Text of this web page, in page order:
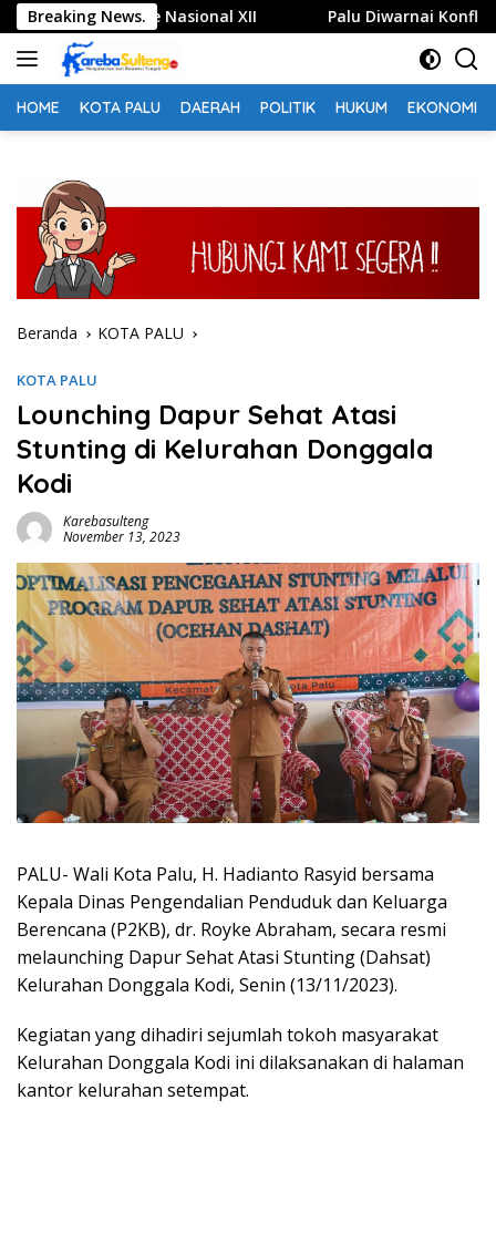
Langsung
ke
konten
Breaking News.
Nasional XII Palu Diwarnai Konflik, Hadianto
HOME KOTA PALU DAERAH POLITIK HUKUM EKONOMI
Beranda KOTA PALU
KOTA PALU
Lounching Dapur Sehat Atasi
Stunting di Kelurahan Donggala
Kodi
Karebasulteng
November 13, 2023
PALU- Wali Kota Palu, H. Hadianto Rasyid bersama
Kepala Dinas Pengendalian Penduduk dan Keluarga
Berencana (P2KB), dr. Royke Abraham, secara resmi
melaunching Dapur Sehat Atasi Stunting (Dahsat)
Kelurahan Donggala Kodi, Senin (13/11/2023).
Kegiatan yang dihadiri sejumlah tokoh masyarakat
Kelurahan Donggala Kodi ini dilaksanakan di halaman
kantor kelurahan setempat.